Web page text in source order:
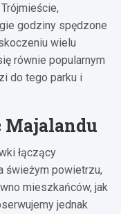
godziny spędzone
wielu
równie popularnym
do tego parku i
Majalandu
łączący
świeżym powietrzu,
mieszkańców, jak
jednak